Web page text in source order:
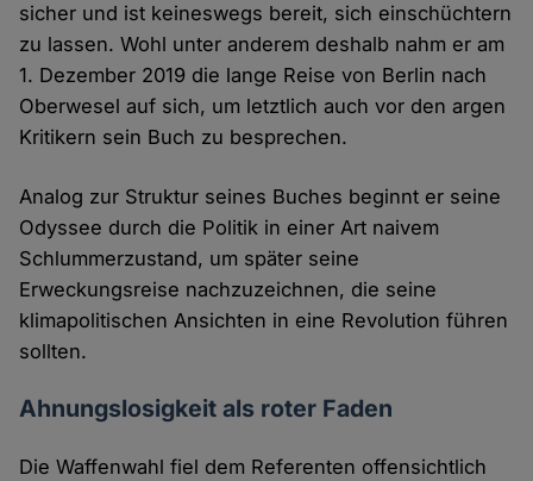
sicher und ist keineswegs bereit, sich einschüchtern
zu lassen. Wohl unter anderem deshalb nahm er am
1. Dezember 2019 die lange Reise von Berlin nach
Oberwesel auf sich, um letztlich auch vor den argen
Kritikern sein Buch zu besprechen.
Analog zur Struktur seines Buches beginnt er seine
Odyssee durch die Politik in einer Art naivem
Schlummerzustand, um später seine
Erweckungsreise nachzuzeichnen, die seine
klimapolitischen Ansichten in eine Revolution führen
sollten.
Ahnungslosigkeit als roter Faden
Die Waffenwahl fiel dem Referenten offensichtlich